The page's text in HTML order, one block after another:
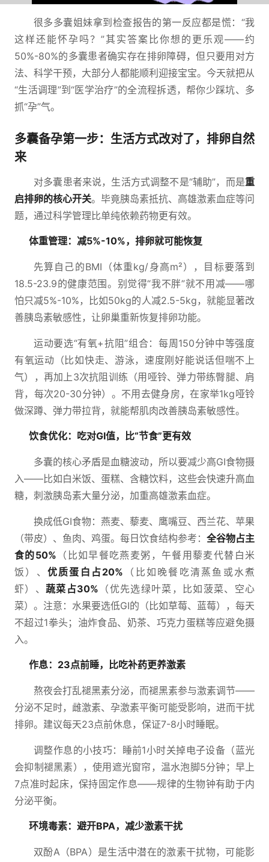
很多多囊姐妹拿到检查报告的第一反应都是慌：“我
这样还能怀孕吗？”其实答案比你想的更乐观——约
50%-80%的多囊患者确实存在排卵障碍，但只要用对方
法、科学干预，大部分人都能顺利迎接宝宝。今天就把从
“生活调理”到“医学治疗”的全流程拆透，帮你少踩坑、多
抓“孕”气。
多囊备孕第一步：生活方式改对了，排卵自然
来
对多囊患者来说，生活方式调整不是“辅助”，而是重
启排卵的核心开关。毕竟胰岛素抵抗、高雄激素血症等问
题，通过科学管理比单纯依赖药物更有效。
体重管理：减5%-10%，排卵就可能恢复
先算自己的BMI（体重kg/身高m²），目标要落到
18.5-23.9的健康范围。别觉得“我不胖”就不用减——哪
怕只减5%-10%，比如50kg的人减2.5-5kg，就能显著改
善胰岛素敏感性，让卵巢重新恢复排卵功能。
运动要选“有氧+抗阻”组合：每周150分钟中等强度
有氧运动（比如快走、游泳，速度刚好能说话但喘不上
气），再加上3次抗阻训练（用哑铃、弹力带练臀腿、肩
背，每次20-30分钟）。不用去健身房，在家举1kg哑铃
做深蹲、弹力带拉背，就能帮肌肉改善胰岛素敏感性。
饮食优化：吃对GI值，比“节食”更有效
多囊的核心矛盾是血糖波动，所以要减少高GI食物摄
入——比如白米饭、蛋糕、含糖饮料，这些会快速升高血
糖，刺激胰岛素大量分泌，加重高雄激素血症。
换成低GI食物：燕麦、藜麦、鹰嘴豆、西兰花、苹果
（带皮）、鱼肉、鸡蛋。每日饮食结构参考： 全谷物占主
食的50% （比如早餐吃燕麦粥，午餐用藜麦代替白米
饭）、 优质蛋白占20% （比如晚餐吃清蒸鱼或水煮
虾）、 蔬菜占30% （优先选绿叶菜，比如菠菜、空心
菜）。注意：水果要选低GI的（比如草莓、蓝莓），每天
不超过1拳头；油炸食品、奶茶、巧克力蛋糕等应避免摄
入。
作息：23点前睡，比吃补药更养激素
熬夜会打乱褪黑素分泌，而褪黑素参与激素调节——
分泌不足时，雌激素、孕激素平衡可能受影响，进而干扰
排卵。建议每天23点前休息，保证7-8小时睡眠。
调整作息的小技巧：睡前1小时关掉电子设备（蓝光
会抑制褪黑素），使用遮光窗帘，温水泡脚5分钟；早上
7点准时起床，保持固定作息——规律的生物钟有助于内
分泌平衡。
环境毒素：避开BPA，减少激素干扰
双酚A（BPA）是生活中潜在的激素干扰物，可能影